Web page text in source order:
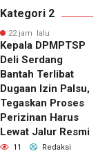
Kategori 2
22 jam lalu
Kepala DPMPTSP
Deli Serdang
Bantah Terlibat
Dugaan Izin Palsu,
Tegaskan Proses
Perizinan Harus
Lewat Jalur Resmi
11 Redaksi